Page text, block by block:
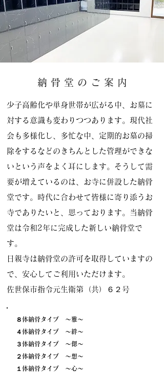
納 骨 堂 の ご 案 内
少子高齢化や単身世帯が広がる中、お墓に
対する意識も変わりつつあります。現代社
会も多様化し、多忙な中、定期的お墓の掃
除をするなどのきちんとした管理ができな
いという声をよく耳にします。そうして需
要が増えているのは、お寺に併設した納骨
堂です。時代に合わせて皆様に寄り添うお
寺でありたいと、思っております。当納骨
堂は令和2年に完成した新しい納骨堂で
す。
日親寺は納骨堂の許可を取得していますの
で、安心してご利用いただけます。
佐世保市指令元生衛第（共）６２号
８体納骨タイプ ～雅～
４体納骨タイプ ～絆～
３体納骨タイプ ～偲～
２体納骨タイプ ～想～
１体納骨タイプ ～心～